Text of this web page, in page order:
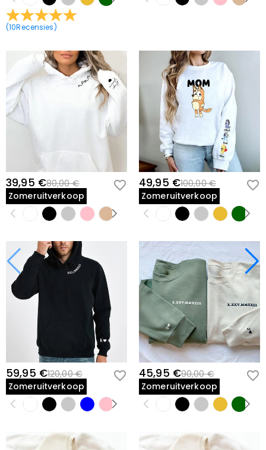
(10Recensies)
39,95 €80,00 €
Zomeruitverkoop
49,95 €100,00 €
Zomeruitverkoop
59,95 €120,00 €
Zomeruitverkoop
45,95 €90,00 €
Zomeruitverkoop